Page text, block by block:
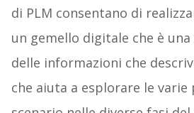
di PLM consentano di
un gemello digitale che è
delle informazioni che
che aiuta a esplorare le